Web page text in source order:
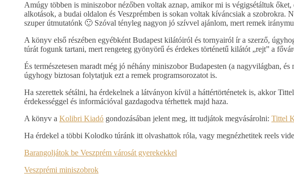
Amúgy többen is miniszobor nézőben voltak aznap, amikor mi is végigsétáltuk őket,
alkotások, a budai oldalon és Veszprémben is sokan voltak kíváncsiak a szobrokra.
szuper útmutatónk 🙂 Szóval tényleg nagyon jó szívvel ajánlom, mert remek
A könyv első részében egyébként Budapest kilátóiról és tornyairól ír a szerző,
túrát fogunk tartani, mert rengeteg gyönyörű és érdekes történetű kilátót „rejt” a
És természetesen maradt még jó néhány miniszobor Budapesten (a nagyvilágban,
úgyhogy biztosan folytatjuk ezt a remek programsorozatot is.
Ha szerettek sétálni, ha érdekelnek a látványon kívül a háttértörténetek is, akkor
érdekességgel és információval gazdagodva térhettek majd haza.
A könyv a Kolibri Kiadó gondozásában jelent meg, itt tudjátok megvásárolni: Tittel
Ha érdekel a többi Kolodko túránk itt olvashattok róla, vagy megnézhetitek reels
Barangoljátok be Veszprém városát gyerekekkel
Veszprémi miniszobrok